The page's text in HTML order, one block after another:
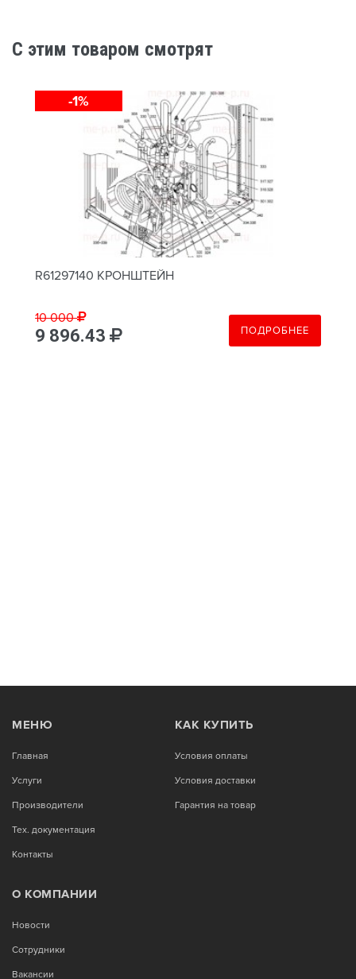
C этим товаром смотрят
-1%
R61297140 КРОНШТЕЙН
10 000
9 896.43 ПОДРОБНЕЕ
МЕНЮ
Главная
Услуги
Производители
Тех. документация
Контакты
КАК КУПИТЬ
Условия оплаты
Условия доставки
Гарантия на товар
О КОМПАНИИ
Новости
Сотрудники
Вакансии